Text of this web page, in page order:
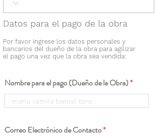
Datos para el pago de la obra
Por favor ingrese los datos personales y
bancarios del dueño de la obra para agilizar
el pago una vez que la obra sea vendida:
Nombre para el pago (Dueño de la Obra)
Correo Electrónico de Contacto